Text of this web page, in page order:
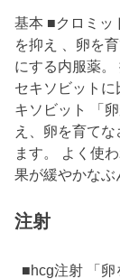
基本 ■クロミッ
を抑え 、卵を
にする内服薬。
セキソビット
キソビット 「
え、卵を育て
ます。 よく使
果が緩やかな
注射
■hcg注射 「